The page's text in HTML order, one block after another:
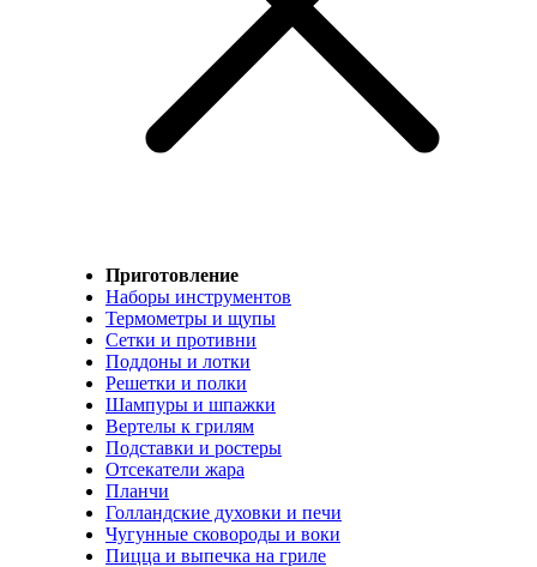
Приготовление
Наборы инструментов
Термометры и щупы
Сетки и противни
Поддоны и лотки
Решетки и полки
Шампуры и шпажки
Вертелы к грилям
Подставки и ростеры
Отсекатели жара
Планчи
Голландские духовки и печи
Чугунные сковороды и воки
Пицца и выпечка на гриле